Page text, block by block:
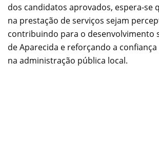
dos candidatos aprovados, espera-se
na prestação de serviços sejam
contribuindo para o desenvolvimento
de Aparecida e reforçando a
na administração pública local.